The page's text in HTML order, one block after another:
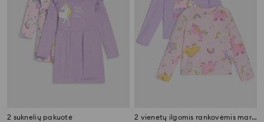
2 suknelių pakuotė 2 vienetų ilgomis rankovėmis marškinėlių rinkinys